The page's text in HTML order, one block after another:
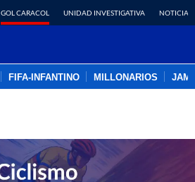
GOL CARACOL UNIDAD INVESTIGATIVA NOTICIAS
FIFA-INFANTINO MILLONARIOS